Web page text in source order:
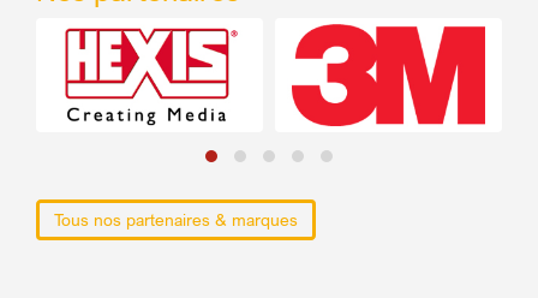
Tous nos partenaires & marques